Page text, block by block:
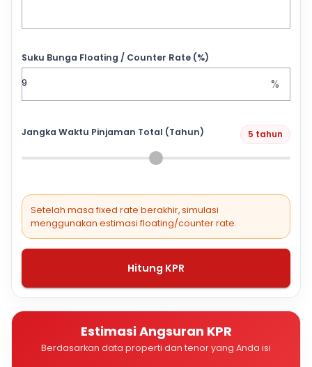
Suku Bunga Floating / Counter Rate (%)
%
Jangka Waktu Pinjaman Total (Tahun) 5 tahun
Setelah masa fixed rate berakhir, simulasi
menggunakan estimasi floating/counter rate.
Hitung KPR
Estimasi Angsuran KPR
Berdasarkan data properti dan tenor yang Anda isi